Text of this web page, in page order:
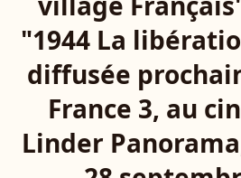
"1944 La
diffusée
France 3, au
Linder